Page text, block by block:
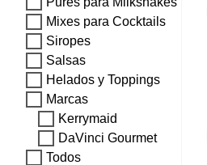
Mixes para Cocktails
Siropes
Salsas
Helados y Toppings
Marcas
Kerrymaid
DaVinci Gourmet
Todos